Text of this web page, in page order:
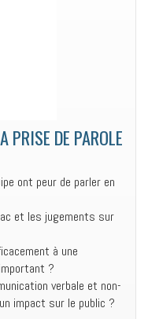
DE PAROLE
ont peur de parler en
et les jugements sur
à une
?
verbale et non-
impact sur le public ?